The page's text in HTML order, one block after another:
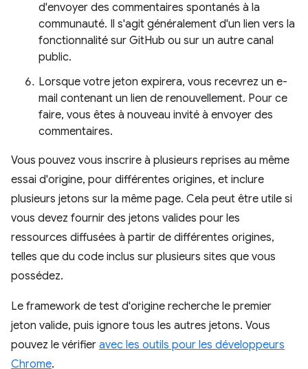
d'envoyer des commentaires spontanés à la
communauté. Il s'agit généralement d'un lien vers la
fonctionnalité sur GitHub ou sur un autre canal
public.
Lorsque votre jeton expirera, vous recevrez un e-
mail contenant un lien de renouvellement. Pour ce
faire, vous êtes à nouveau invité à envoyer des
commentaires.
Vous pouvez vous inscrire à plusieurs reprises au même
essai d'origine, pour différentes origines, et inclure
plusieurs jetons sur la même page. Cela peut être utile si
vous devez fournir des jetons valides pour les
ressources diffusées à partir de différentes origines,
telles que du code inclus sur plusieurs sites que vous
possédez.
Le framework de test d'origine recherche le premier
jeton valide, puis ignore tous les autres jetons. Vous
pouvez le vérifier avec les outils pour les développeurs
Chrome.